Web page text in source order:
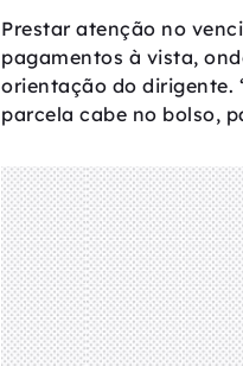
Prestar atenção no
pagamentos à vista,
orientação do dirigente.
parcela cabe no bolso,